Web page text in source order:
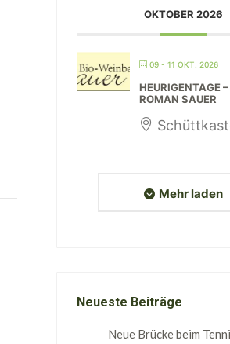
OKTOBER 2026
09 - 11 OKT. 2026
HEURIGENTAGE
ROMAN SAUER
Mehr laden
Neueste Beiträge
Neue Brücke beim